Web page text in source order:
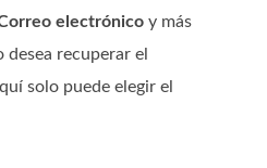
electrónico y más
desea recuperar el
solo puede elegir el